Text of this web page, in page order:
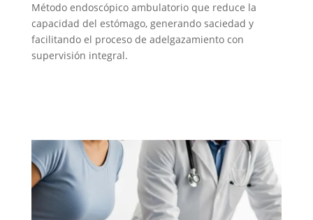
Método endoscópico ambulatorio que reduce la
capacidad del estómago, generando saciedad y
facilitando el proceso de adelgazamiento con
supervisión integral.